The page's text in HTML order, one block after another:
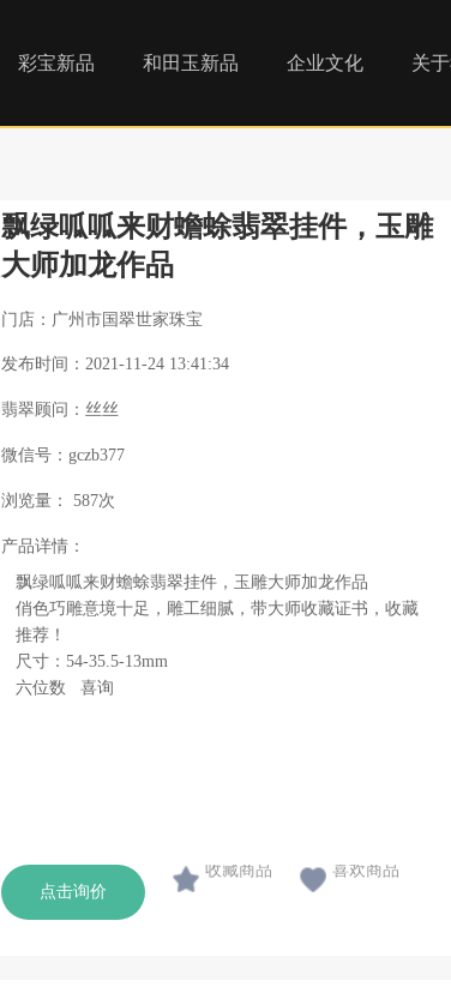
彩宝新品 和田玉新品 企业文化 关
飘绿呱呱来财蟾蜍翡翠挂件，玉雕
大师加龙作品
门店：广州市国翠世家珠宝
发布时间：2021-11-24 13:41:34
翡翠顾问：丝丝
微信号：gczb377
浏览量： 587次
产品详情：
飘绿呱呱来财蟾蜍翡翠挂件，玉雕大师加龙作品
俏色巧雕意境十足，雕工细腻，带大师收藏证书，收藏
推荐！
尺寸：54-35.5-13mm
六位数 喜询
点击询价
收藏商品 喜欢商品